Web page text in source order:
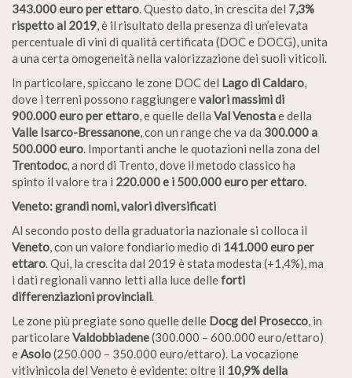
343.000 euro per ettaro. Questo dato, in crescita del 7,3%
rispetto al 2019, è il risultato della presenza di un’elevata
percentuale di vini di qualità certificata (DOC e DOCG), unita
a una certa omogeneità nella valorizzazione dei suoli viticoli.
In particolare, spiccano le zone DOC del Lago di Caldaro,
dove i terreni possono raggiungerevalori massimi di
900.000 euro per ettaro, e quelle della Val Venostae della
Valle Isarco-Bressanone, con un range che va da 300.000 a
500.000 euro. Importanti anche le quotazioni nella zona del
Trentodoc, a nord di Trento, dove il metodo classico ha
spinto il valore tra i 220.000 e i 500.000 euro per ettaro.
Veneto: grandi nomi, valori diversificati
Al secondo posto della graduatoria nazionale si colloca il
Veneto, con un valore fondiario medio di 141.000 euro per
ettaro. Qui, la crescita dal 2019 è stata modesta (+1,4%), ma
i dati regionali vanno letti alla luce delleforti
differenziazioni provinciali.
Le zone più pregiate sono quelle delle Docg del Prosecco, in
particolareValdobbiadene(300.000 – 600.000 euro/ettaro)
eAsolo(250.000 – 350.000 euro/ettaro). La vocazione
vitivinicola del Veneto è evidente: oltre il 10,9% della